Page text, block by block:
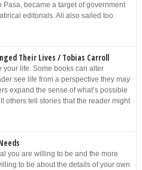
Pasa, became a target of government
editorials. Ali also sailed too
Their Lives / Tobias Carroll
your life. Some books can alter
see life from a perspective they may
expand the sense of what’s possible
others tell stories that the reader might
you are willing to be and the more
to be about the details of your own